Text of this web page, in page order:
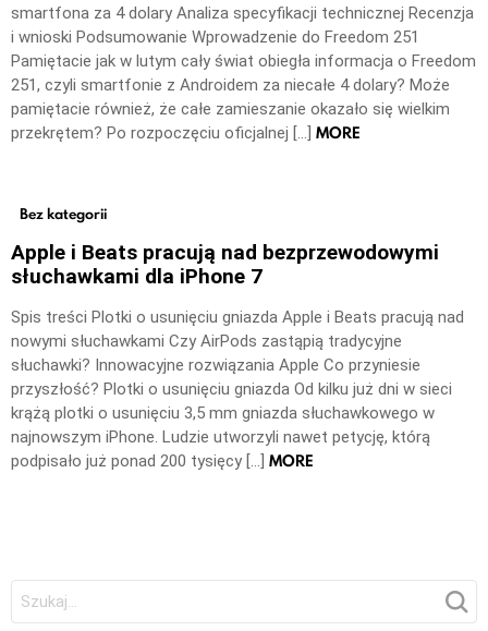
smartfona za 4 dolary Analiza specyfikacji technicznej Recenzja
i wnioski Podsumowanie Wprowadzenie do Freedom 251
Pamiętacie jak w lutym cały świat obiegła informacja o Freedom
251, czyli smartfonie z Androidem za niecałe 4 dolary? Może
pamiętacie również, że całe zamieszanie okazało się wielkim
przekrętem? Po rozpoczęciu oficjalnej […] MORE
Bez kategorii
Apple i Beats pracują nad bezprzewodowymi
słuchawkami dla iPhone 7
Spis treści Plotki o usunięciu gniazda Apple i Beats pracują nad
nowymi słuchawkami Czy AirPods zastąpią tradycyjne
słuchawki? Innowacyjne rozwiązania Apple Co przyniesie
przyszłość? Plotki o usunięciu gniazda Od kilku już dni w sieci
krążą plotki o usunięciu 3,5 mm gniazda słuchawkowego w
najnowszym iPhone. Ludzie utworzyli nawet petycję, którą
podpisało już ponad 200 tysięcy […] MORE
Szukaj: